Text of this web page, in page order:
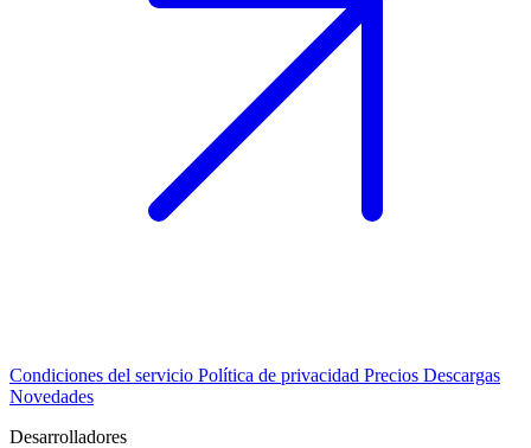
Condiciones del servicio Política de privacidad Precios Descargas
Novedades
Desarrolladores